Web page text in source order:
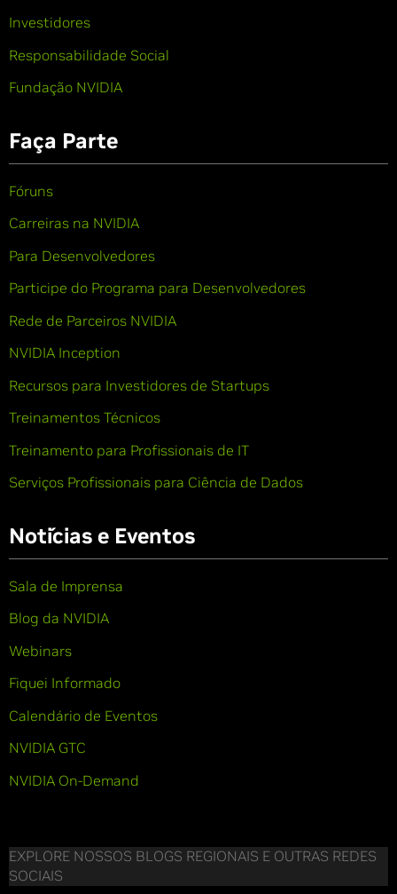
Investidores
Responsabilidade Social
Fundação NVIDIA
Faça Parte
Fóruns
Carreiras na NVIDIA
Para Desenvolvedores
Participe do Programa para Desenvolvedores
Rede de Parceiros NVIDIA
NVIDIA Inception
Recursos para Investidores de Startups
Treinamentos Técnicos
Treinamento para Profissionais de IT
Serviços Profissionais para Ciência de Dados
Notícias e Eventos
Sala de Imprensa
Blog da NVIDIA
Webinars
Fiquei Informado
Calendário de Eventos
NVIDIA GTC
NVIDIA On-Demand
EXPLORE NOSSOS BLOGS REGIONAIS E OUTRAS REDES
SOCIAIS